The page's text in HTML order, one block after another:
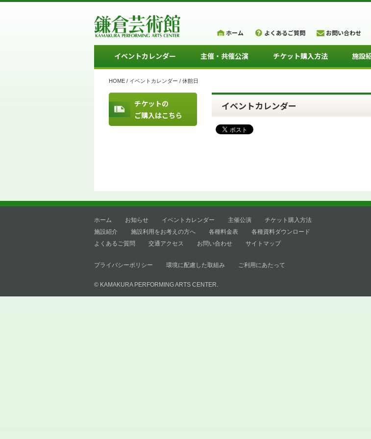
ホーム よくあるご質問 お問い合わせ
イベントカレンダー 主催・共催公演 チケット購入方法 施設
HOME / イベントカレンダー / 休館日
チケットの
ご購入はこちら
イベントカレンダー
ホーム お知らせ イベントカレンダー 主催公演
チケット購入方法
施設紹介
施設利用をお考えの方へ 各種料金表
各種資料ダウンロード
よくあるご質問
交通アクセス お問い合わせ サイトマップ
プライバシーポリシー 環境に配慮した取組み ご利用にあたって
© KAMAKURA PERFORMING ARTS CENTER.